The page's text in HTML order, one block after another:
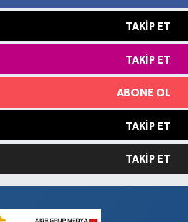
TAKIP ET
TAKIP ET
ABONE OL
TAKIP ET
TAKIP ET